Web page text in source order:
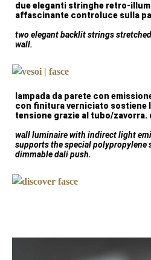
due eleganti stringhe retro-
affascinante controluce sulla
two elegant backlit strings
wall.
lampada da parete con
con finitura verniciato sostiene
tensione grazie al tubo/zavorra.
wall luminaire with indirect light
supports the special
dimmable dali push.